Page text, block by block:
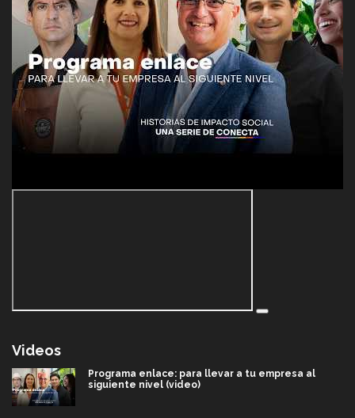
Videos
Programa enlace: para llevar a tu empresa al
siguiente nivel (video)